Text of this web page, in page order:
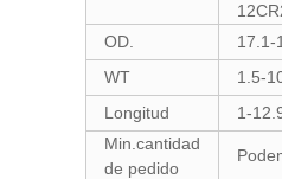
OD.
17.1-
WT
1.5-
Longitud
1-
Min.cantidad
de pedido